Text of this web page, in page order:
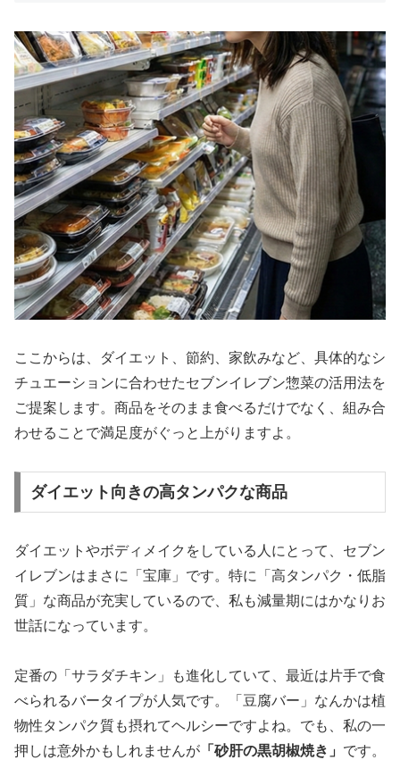
ここからは、ダイエット、節約、家飲みなど、具体的なシ
チュエーションに合わせたセブンイレブン惣菜の活用法を
ご提案します。商品をそのまま食べるだけでなく、組み合
わせることで満足度がぐっと上がりますよ。
ダイエット向きの高タンパクな商品
ダイエットやボディメイクをしている人にとって、セブン
イレブンはまさに「宝庫」です。特に「高タンパク・低脂
質」な商品が充実しているので、私も減量期にはかなりお
世話になっています。
定番の「サラダチキン」も進化していて、最近は片手で食
べられるバータイプが人気です。「豆腐バー」なんかは植
物性タンパク質も摂れてヘルシーですよね。でも、私の一
押しは意外かもしれませんが 「砂肝の黒胡椒焼き」 です。